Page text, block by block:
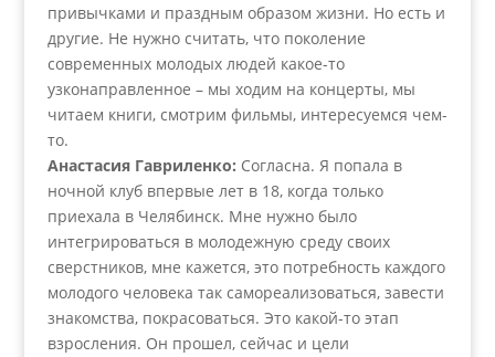
привычками и праздным образом жизни. Но есть и
другие. Не нужно считать, что поколение
современных молодых людей какое-то
узконаправленное – мы ходим на концерты, мы
читаем книги, смотрим фильмы, интересуемся чем-
то.
Анастасия Гавриленко: Согласна. Я попала в
ночной клуб впервые лет в 18, когда только
приехала в Челябинск. Мне нужно было
интегрироваться в молодежную среду своих
сверстников, мне кажется, это потребность каждого
молодого человека так самореализоваться, завести
знакомства, покрасоваться. Это какой-то этап
взросления. Он прошел, сейчас и цели